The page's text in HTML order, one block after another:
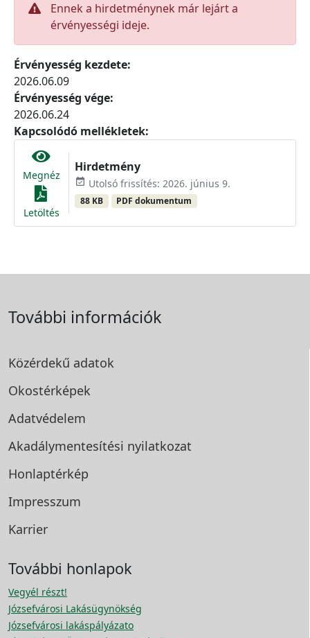
Ennek a hirdetménynek már lejárt a
érvényességi ideje.
Érvényesség kezdete:
2026.06.09
Érvényesség vége:
2026.06.24
Kapcsolódó mellékletek:
Megnéz
Letöltés
Hirdetmény
event_available Utolsó frissítés: 2026. június 9.
88 KB PDF dokumentum
További információk
Közérdekű adatok
Okostérképek
Adatvédelem
Akadálymentesítési nyilatkozat
Honlaptérkép
Impresszum
Karrier
További honlapok
Vegyél részt!
Józsefvárosi Lakásügynökség
Józsefvárosi lakáspályázato